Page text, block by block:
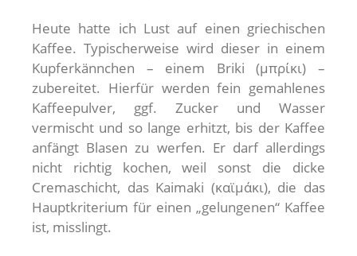
Heute hatte ich Lust auf einen griechischen
Kaffee. Typischerweise wird dieser in einem
Kupferkännchen – einem Briki (μπρίκι) –
zubereitet. Hierfür werden fein gemahlenes
Kaffeepulver, ggf. Zucker und Wasser
vermischt und so lange erhitzt, bis der Kaffee
anfängt Blasen zu werfen. Er darf allerdings
nicht richtig kochen, weil sonst die dicke
Cremaschicht, das Kaimaki (καϊμάκι), die das
Hauptkriterium für einen „gelungenen“ Kaffee
ist, misslingt.